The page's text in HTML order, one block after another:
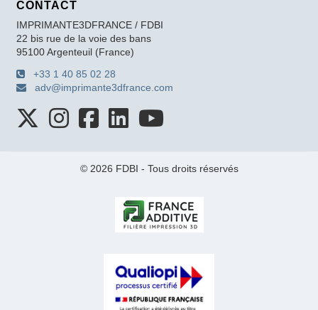
CONTACT
IMPRIMANTE3DFRANCE / FDBI
22 bis rue de la voie des bans
95100 Argenteuil (France)
+33 1 40 85 02 28
adv@imprimante3dfrance.com
© 2026 FDBI - Tous droits réservés